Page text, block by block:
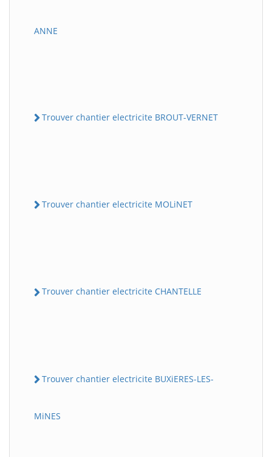
ANNE
Trouver chantier electricite BROUT-VERNET
Trouver chantier electricite MOLiNET
Trouver chantier electricite CHANTELLE
Trouver chantier electricite BUXiERES-LES-
MiNES